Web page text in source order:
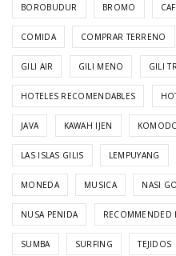
BOROBUDUR BROMO
COMIDA COMPRAR TERRENO
GILI AIR GILI MENO GILI
HOTELES RECOMENDABLES
JAVA KAWAH IJEN
LAS ISLAS GILIS LEMPUYANG
MONEDA MUSICA NASI
NUSA PENIDA RECOMMENDED
SUMBA SURFING TEJIDOS